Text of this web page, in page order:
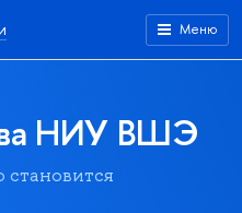
Меню
НИУ ВШЭ
становится